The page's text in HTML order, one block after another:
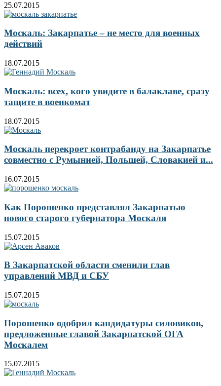
25.07.2015
Москаль: Закарпатье – не место для военных
действий
18.07.2015
Москаль: всех, кого увидите в балаклаве, сразу
тащите в военкомат
18.07.2015
Москаль перекроет контрабанду на Закарпатье
совместно с Румынией, Польшей, Словакией и...
16.07.2015
Как Порошенко представлял Закарпатью
нового старого губернатора Москаля
15.07.2015
В Закарпатской области сменили глав
управлений МВД и СБУ
15.07.2015
Порошенко одобрил кандидатуры силовиков,
предложенные главой Закарпатской ОГА
Москалем
15.07.2015